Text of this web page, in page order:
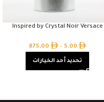
Inspired by Crystal Noir Versace
5,00
–
875,00
تحديد أحد الخيارات